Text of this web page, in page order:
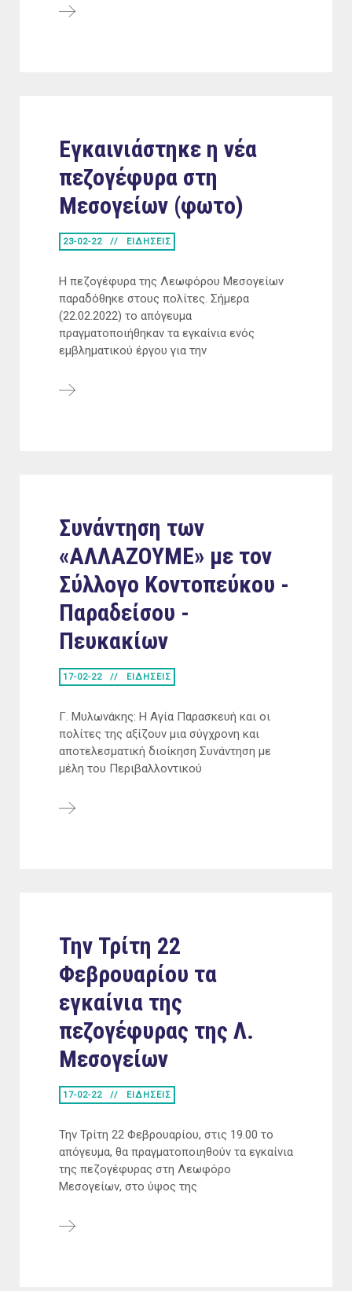
Εγκαινιάστηκε η νέα
πεζογέφυρα στη
Μεσογείων (φωτο)
23-02-22 ΕΙΔΗΣΕΙΣ
Η πεζογέφυρα της Λεωφόρου Μεσογείων
παραδόθηκε στους πολίτες. Σήμερα
(22.02.2022) το απόγευμα
πραγματοποιήθηκαν τα εγκαίνια ενός
εμβληματικού έργου για την
Συνάντηση των
«ΑΛΛΑΖΟΥΜΕ» με τον
Σύλλογο Κοντοπεύκου -
Παραδείσου -
Πευκακίων
17-02-22 ΕΙΔΗΣΕΙΣ
Γ. Μυλωνάκης: Η Αγία Παρασκευή και οι
πολίτες της αξίζουν μια σύγχρονη και
αποτελεσματική διοίκηση Συνάντηση με
μέλη του Περιβαλλοντικού
Την Τρίτη 22
Φεβρουαρίου τα
εγκαίνια της
πεζογέφυρας της Λ.
Μεσογείων
17-02-22 ΕΙΔΗΣΕΙΣ
Την Τρίτη 22 Φεβρουαρίου, στις 19.00 το
απόγευμα, θα πραγματοποιηθούν τα εγκαίνια
της πεζογέφυρας στη Λεωφόρο
Μεσογείων, στο ύψος της